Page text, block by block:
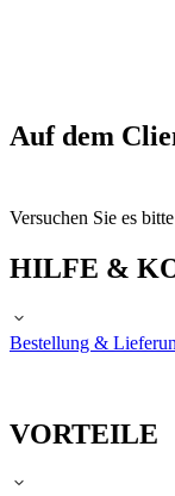
Auf dem
Versuchen Sie es
HILFE &
Bestellung &
VORTEILE